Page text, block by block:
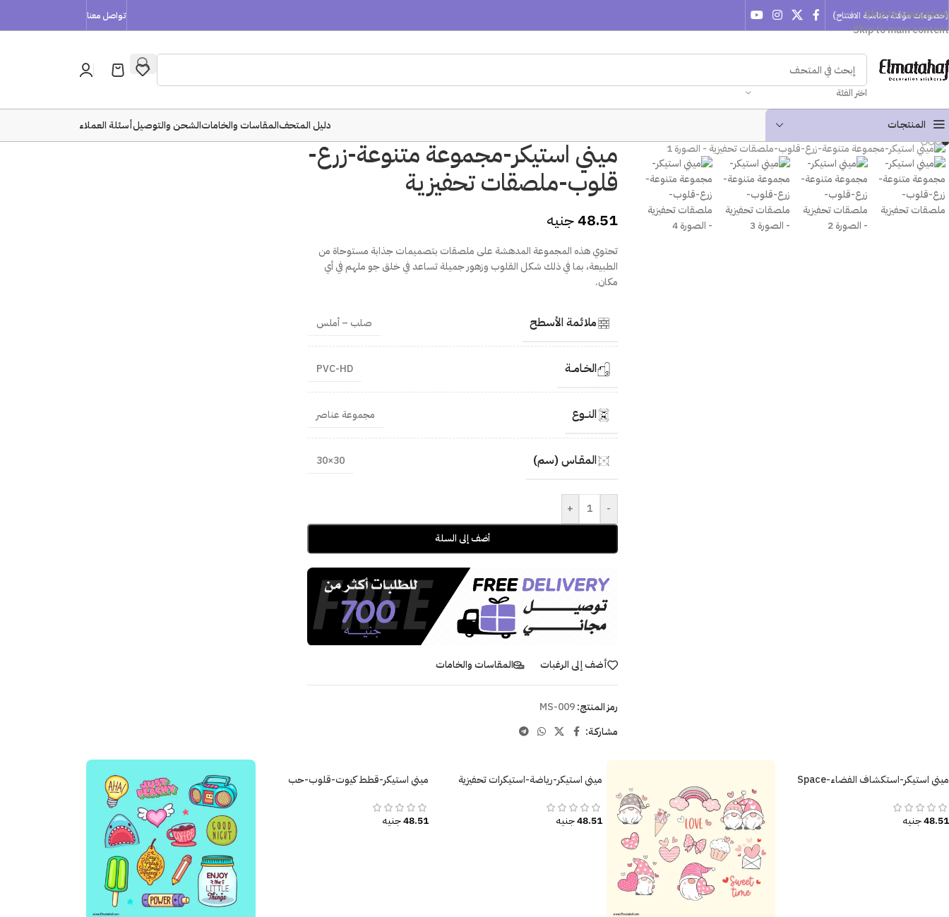
Skip to navigation
Skip to main content
(خصومات مؤقتة بمناسبة الافتتاح) تواصل معنا
اختر الفئة
المنتجـات دليل المتحفالمقاسات والخاماتالشحن والتوصيلأسئلة العملاء
ميني استيكر-مجموعة متنوعة-زرع-
قلوب-ملصقات تحفيزية
48.51جنيه
تحتوي هذه المجموعة المدهشة على ملصقات بتصميمات جذابة مستوحاة من
الطبيعة، بما في ذلك شكل القلوب وزهور جميلة تساعد في خلق جو ملهم في أي
مكان.
ملائمة الأسطح صلب – أملس
الخـامــة PVC-HD
النــوع مجموعة عناصر
المقـاس (سم) 30×30
-
+
أضف إلى السلة
أضف إلى الرغبات المقاسات والخامات
رمز المنتج:MS-009
مشاركـة:
ميني استيكر-استكشاف الفضاء-Space
48.51جنيه
ميني استيكر-رياضة-استيكرات تحفيزية
48.51جنيه
ميني استيكر-قطط كيوت-قلوب-حب
48.51جنيه